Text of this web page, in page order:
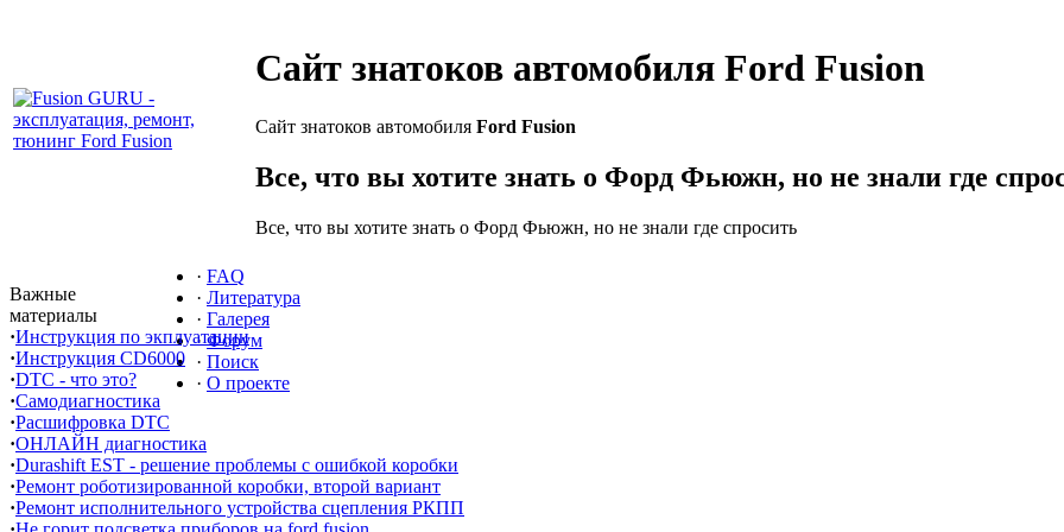
Сайт знатоков автомобиля Ford Fusion
Сайт знатоков автомобиля Ford Fusion
Все, что вы хотите знать о Форд Фьюжн, но не знали где
Все, что вы хотите знать о Форд Фьюжн, но не знали где спросить
· FAQ
· Литература
· Галерея
· Форум
· Поиск
· О проекте
Важные
материалы
·Инструкция по экплуатации
·Инструкция CD6000
·DTC - что это?
·Самодиагностика
·Расшифровка DTC
·ОНЛАЙН диагностика
·Durashift EST - решение проблемы с ошибкой коробки
·Ремонт роботизированной коробки, второй вариант
·Ремонт исполнительного устройства сцепления РКПП